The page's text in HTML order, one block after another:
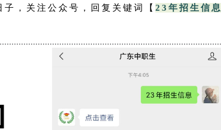
，关注公众号，回复关键词【 23年招生信息